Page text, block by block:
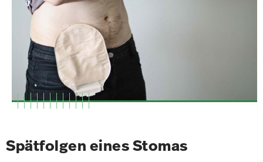
Spätfolgen eines Stomas